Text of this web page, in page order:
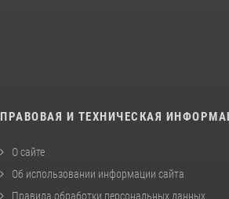
ПРАВОВАЯ И ТЕХНИЧЕСКАЯ
О сайте
Об использовании информации сайта
Правила обработки персональных данных